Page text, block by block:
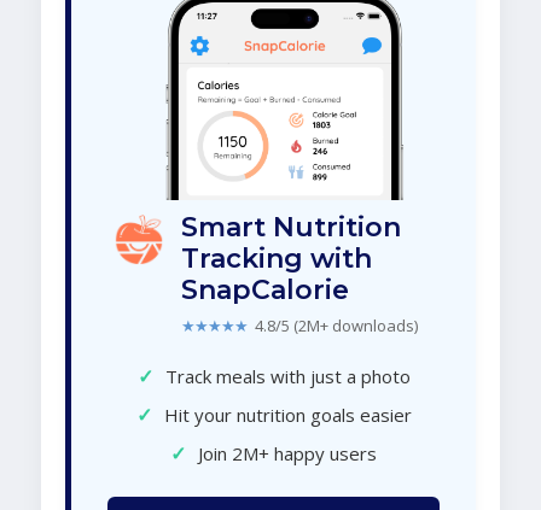
Smart Nutrition
Tracking with
SnapCalorie
★★★★★ 4.8/5 (2M+ downloads)
✓ Track meals with just a photo
✓ Hit your nutrition goals easier
✓ Join 2M+ happy users